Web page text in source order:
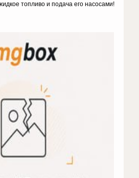
топливо и подача его насосами!